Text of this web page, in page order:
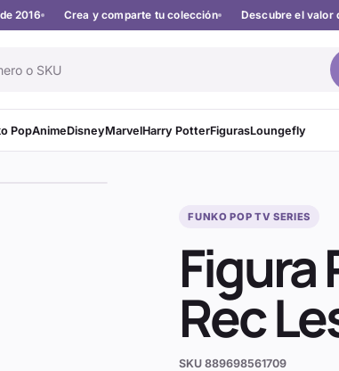
2016 Crea y comparte tu colección Descubre el valor
PopAnimeDisneyMarvelHarry PotterFigurasLoungefly
FUNKO POP TV SERIES
Figura
Rec
SKU889698561709